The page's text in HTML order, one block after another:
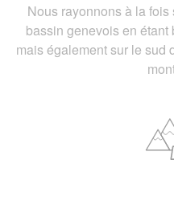
Nous rayonnons à la
bassin genevois en
mais également sur le sud